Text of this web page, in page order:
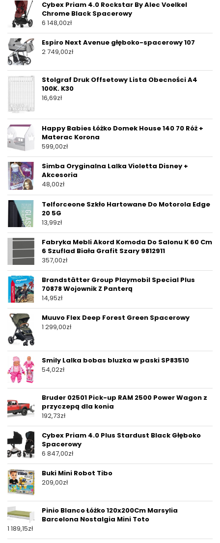
Cybex Priam 4.0 Rockstar By Alec Voelkel
Chrome Black Spacerowy
6 148,00zł
Espiro Next Avenue głęboko-spacerowy 107
2 749,00zł
Stolgraf Druk Offsetowy Lista Obecności A4
100K. K30
16,69zł
Happy Babies Łóżko Domek House 140 70 Róż +
Materac Korona
599,00zł
Simba Oryginalna Lalka Violetta Disney +
Akcesoria
48,00zł
Telforceone Szkło Hartowane Do Motorola Edge
20 5G
13,99zł
Fabryka Mebli Akord Komoda Do Salonu K 60 Cm
6 Szuflad Biała Grafit Szary 9812911
357,00zł
Brandstätter Group Playmobil Special Plus
70878 Wojownik Z Panterą
14,95zł
Muuvo Flex Deep Forest Green Spacerowy
1 299,00zł
Smily Lalka bobas bluzka w paski SP83510
54,02zł
Bruder 02501 Pick-up RAM 2500 Power Wagon z
przyczepą dla konia
192,73zł
Cybex Priam 4.0 Plus Stardust Black Głęboko
Spacerowy
6 847,00zł
Buki Mini Robot Tibo
209,00zł
Pinio Blanco Łóżko 120x200Cm Marsylia
Barcelona Nostalgia Mini Toto
1 189,15zł